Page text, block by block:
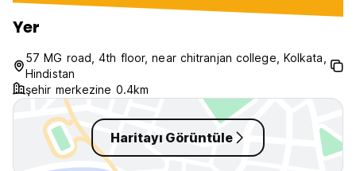
there long-term,
a serious
the location and
belongings were
Yer
57 MG road, 4th floor, near chitranjan college, Kolkata,
Hindistan
şehir merkezine 0.4km
Haritayı Görüntüle